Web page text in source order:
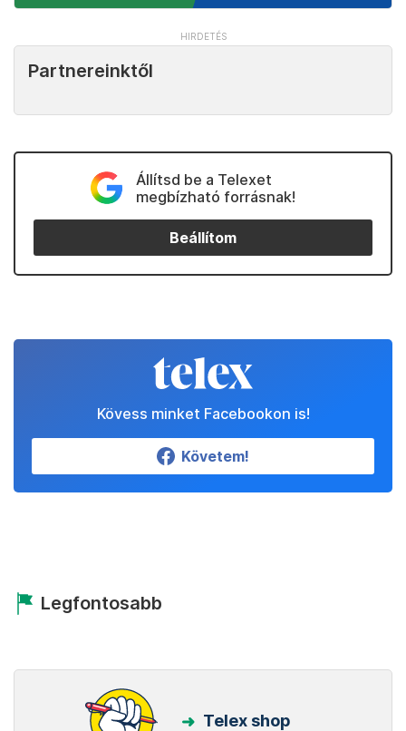
Partnereinktől
Állítsd be a Telexet
megbízható forrásnak!
Beállítom
Kövess minket Facebookon is!
Követem!
Legfontosabb
Telex shop